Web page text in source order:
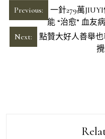
文
章
導
Previous:
一針279萬
能 “治愈” 血友
Next:
點贊大好人善舉